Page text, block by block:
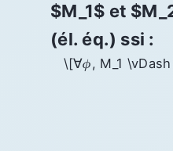
$M_1$ et
(él. éq.) ssi :
\[∀𝜙, M_1